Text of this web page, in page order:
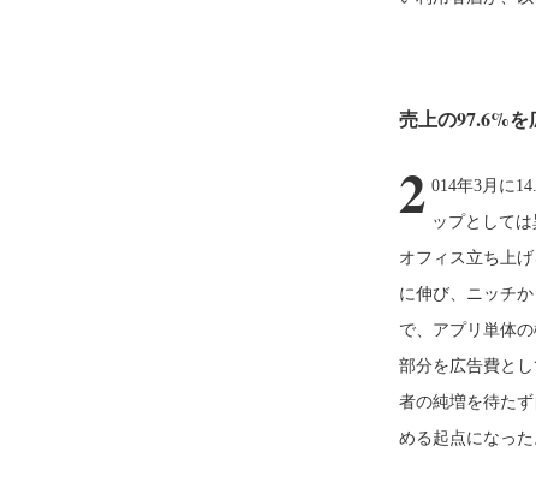
売上の97.6%
2 014年3月に
ップとして
オフィス立ち上
に伸び、ニッチ
で、アプリ単体
部分を広告費と
者の純増を待た
める起点になった